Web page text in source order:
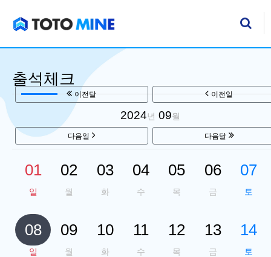
출석체크
2024년 09월
이전달 이전일
다음일 다음달
01
일
02
월
03
화
04
수
05
목
06
금
07
토
08
일
09
월
10
화
11
수
12
목
13
금
14
토